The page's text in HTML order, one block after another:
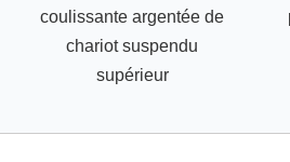
coulissante argentée de
chariot suspendu
supérieur